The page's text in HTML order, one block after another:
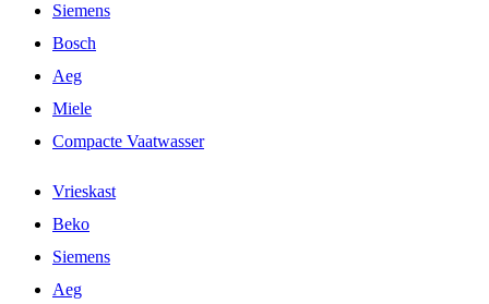
Siemens
Bosch
Aeg
Miele
Compacte Vaatwasser
Vrieskast
Beko
Siemens
Aeg